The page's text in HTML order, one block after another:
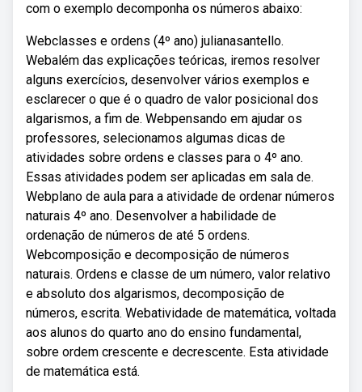
com o exemplo decomponha os números abaixo:
Webclasses e ordens (4º ano) julianasantello.
Webalém das explicações teóricas, iremos resolver
alguns exercícios, desenvolver vários exemplos e
esclarecer o que é o quadro de valor posicional dos
algarismos, a fim de. Webpensando em ajudar os
professores, selecionamos algumas dicas de
atividades sobre ordens e classes para o 4º ano.
Essas atividades podem ser aplicadas em sala de.
Webplano de aula para a atividade de ordenar números
naturais 4º ano. Desenvolver a habilidade de
ordenação de números de até 5 ordens.
Webcomposição e decomposição de números
naturais. Ordens e classe de um número, valor relativo
e absoluto dos algarismos, decomposição de
números, escrita. Webatividade de matemática, voltada
aos alunos do quarto ano do ensino fundamental,
sobre ordem crescente e decrescente. Esta atividade
de matemática está.